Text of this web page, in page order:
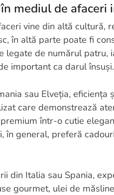
mediul de afaceri
vine din altă cultură,
în altă parte poate fi
legate de numărul patru,
important ca darul însuși.
sau Elveția, eficiența
care demonstrează
într-o cutie
în general, preferă
din Italia sau Spania,
gourmet, ulei de